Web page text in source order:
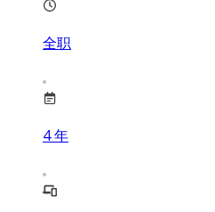
全职
4年